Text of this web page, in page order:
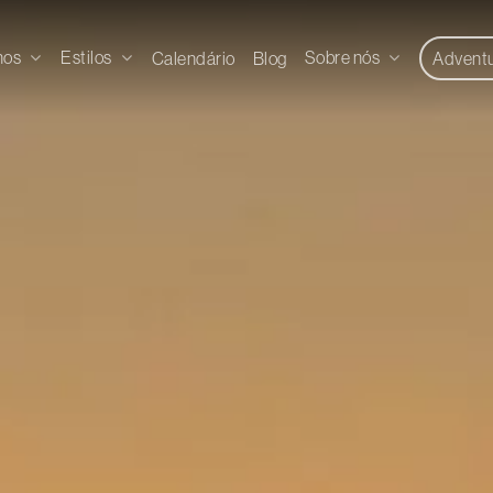
Estilos Calendário Blog Sobre nós